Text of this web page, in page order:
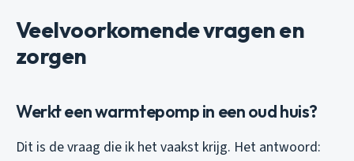
Veelvoorkomende vragen en
zorgen
Werkt een warmtepomp in een oud huis?
Dit is de vraag die ik het vaakst krijg. Het antwoord: